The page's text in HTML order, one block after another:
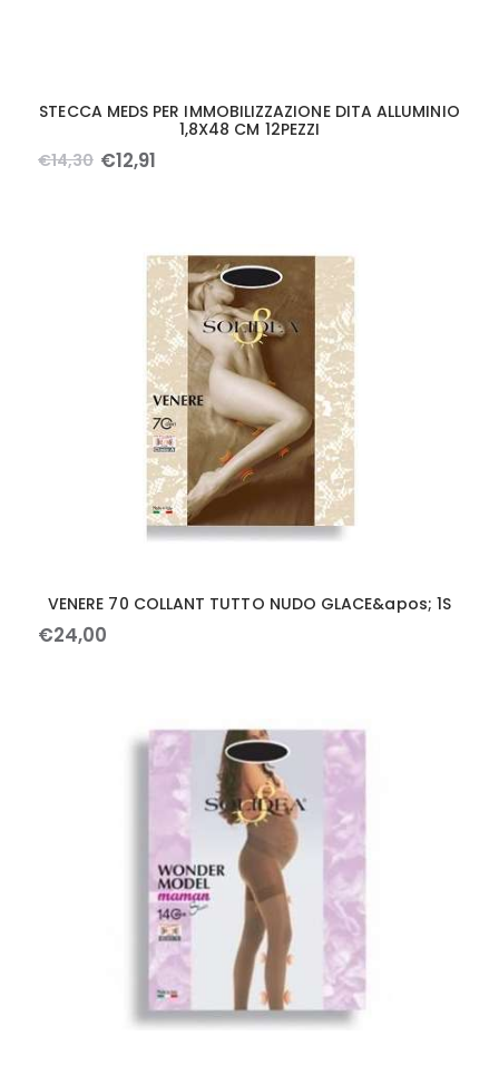
STECCA MEDS PER IMMOBILIZZAZIONE DITA ALLUMINIO
1,8X48 CM 12PEZZI
€14,30 €12,91
VENERE 70 COLLANT TUTTO NUDO GLACE&apos; 1S
€24,00